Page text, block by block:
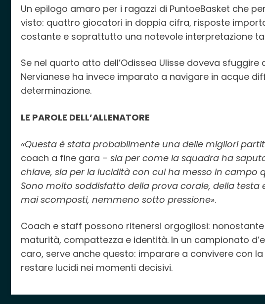
Un epilogo amaro per i ragazzi di PuntoeBasket che
visto: quattro giocatori in doppia cifra, risposte
costante e soprattutto una notevole interpretazione
Se nel quarto atto dell’Odissea Ulisse doveva
Nervianese ha invece imparato a navigare in acque
determinazione.
LE PAROLE DELL’ALLENATORE
«Questa è stata probabilmente una delle migliori
coach a fine gara – sia per come la squadra ha
chiave, sia per la lucidità con cui ha messo in
Sono molto soddisfatto della prova corale, della testa
mai scomposti, nemmeno sotto pressione».
Coach e staff possono ritenersi orgogliosi:
maturità, compattezza e identità. In un campionato
caro, serve anche questo: imparare a convivere con
restare lucidi nei momenti decisivi.